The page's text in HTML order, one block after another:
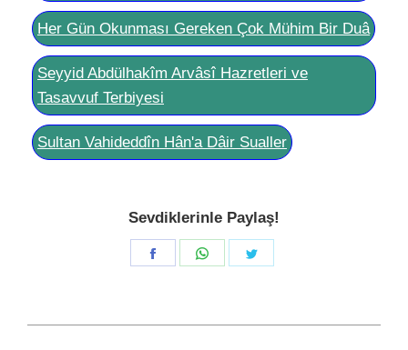
Her Gün Okunması Gereken Çok Mühim Bir Duâ
Seyyid Abdülhakîm Arvâsî Hazretleri ve
Tasavvuf Terbiyesi
Sultan Vahideddîn Hân'a Dâir Sualler
Sevdiklerinle Paylaş!
Share
Share